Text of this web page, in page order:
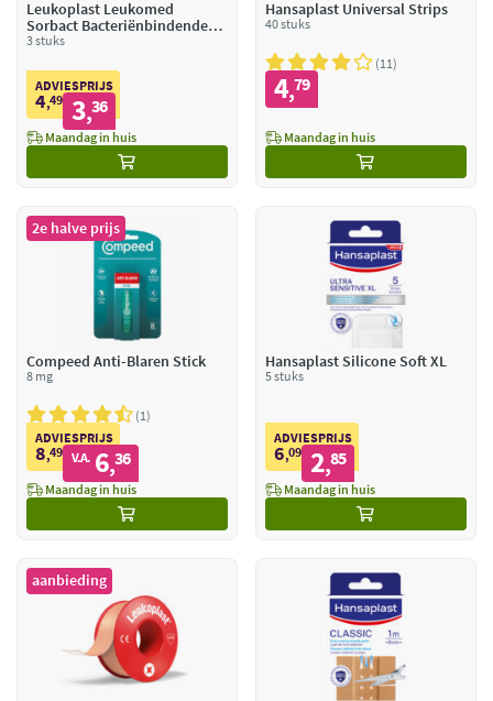
Leukoplast Leukomed
Sorbact Bacteriënbindende
Eilandpleister 5 cm x 7,2 cm
3 stuks
ADVIESPRIJS
4,49 3,36
Maandag in huis
Hansaplast Universal Strips
40 stuks
11
4,79
Maandag in huis
2e halve prijs
Compeed Anti-Blaren Stick
8 mg
1
ADVIESPRIJS
8,49 V.A. 6,36
Maandag in huis
Hansaplast Silicone Soft XL
5 stuks
ADVIESPRIJS
6,09 2,85
Maandag in huis
aanbieding